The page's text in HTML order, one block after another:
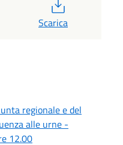
Scarica
regionale e del
alle urne -
12.00